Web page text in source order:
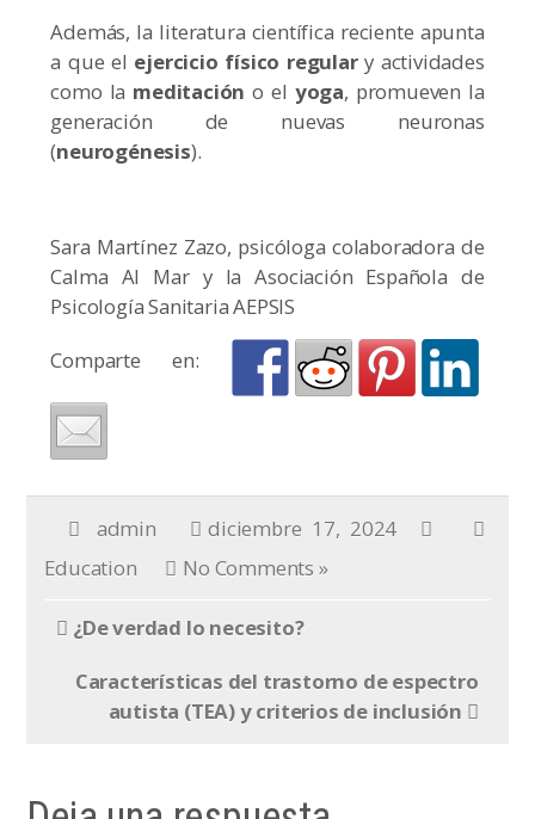
Además, la literatura científica reciente apunta
a que el ejercicio físico regulary actividades
como la meditación o el yoga, promueven la
generación de nuevas neuronas
(neurogénesis).
Sara Martínez Zazo, psicóloga colaboradora de
Calma Al Mar y la Asociación Española de
Psicología Sanitaria AEPSIS
Comparte en:
admin
diciembre 17, 2024
Education
No Comments »
¿De verdad lo necesito?
Características del trastorno de espectro
autista (TEA) y criterios de inclusión